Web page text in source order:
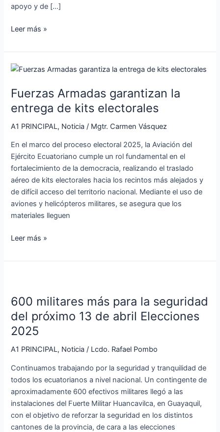
apoyo y de […]
Leer más »
Fuerzas Armadas garantizan la
entrega de kits electorales
A1 PRINCIPAL, Noticia / Mgtr. Carmen Vásquez
En el marco del proceso electoral 2025, la Aviación del
Ejército Ecuatoriano cumple un rol fundamental en el
fortalecimiento de la democracia, realizando el traslado
aéreo de kits electorales hacia los recintos más alejados y
de difícil acceso del territorio nacional. Mediante el uso de
aviones y helicópteros militares, se asegura que los
materiales lleguen
Fuerzas
garantizan
la
entrega
de
electorales
Leer más »
600 militares más para la seguridad
del próximo 13 de abril Elecciones
2025
A1 PRINCIPAL, Noticia / Lcdo. Rafael Pombo
Continuamos trabajando por la seguridad y tranquilidad de
todos los ecuatorianos a nivel nacional. Un contingente de
aproximadamente 600 efectivos militares llegó a las
instalaciones del Fuerte Militar Huancavilca, en Guayaquil,
con el objetivo de reforzar la seguridad en los distintos
cantones de la provincia, de cara a las elecciones
más
para
la
seguridad
del
13
de
abril
Elecciones
2025